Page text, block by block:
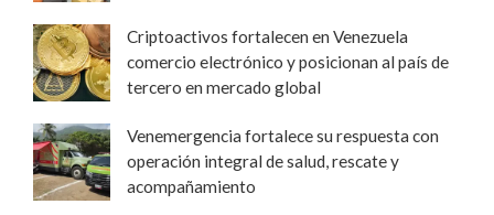
Criptoactivos fortalecen en Venezuela
comercio electrónico y posicionan al país de
tercero en mercado global
Venemergencia fortalece su respuesta con
operación integral de salud, rescate y
acompañamiento